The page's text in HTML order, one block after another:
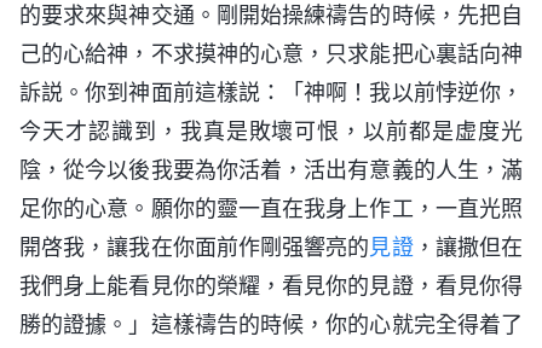
的要求來與神交通。剛開始操練禱告的時候，先把自
己的心給神，不求摸神的心意，只求能把心裏話向神
訴説。你到神面前這樣説：「神啊！我以前悖逆你，
今天才認識到，我真是敗壞可恨，以前都是虚度光
陰，從今以後我要為你活着，活出有意義的人生，滿
足你的心意。願你的靈一直在我身上作工，一直光照
開啓我，讓我在你面前作剛强響亮的見證，讓撒但在
我們身上能看見你的榮耀，看見你的見證，看見你得
勝的證據。」這樣禱告的時候，你的心就完全得着了